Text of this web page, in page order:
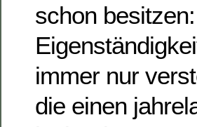
schon
immer nur
die einen